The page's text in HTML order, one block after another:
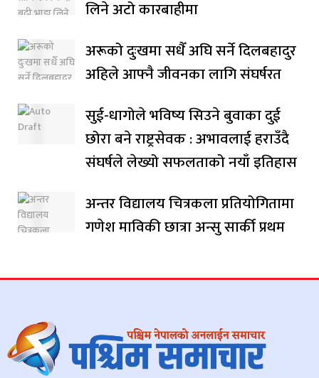
लिने अटो कारबाहीमा
अरूको दुःखमा सधैँ अघि सर्ने दिलबहादुर
अहिले आफ्नै जीवनका लागि संघर्षरत
सुई-धागोले भविष्य सिउने बुवाका दुई
छोरा बने राष्ट्रसेवक : अभावलाई हराउँदै
संघर्षले लेख्यो सफलताको नयाँ इतिहास
अन्तर विद्यालय चित्रकला प्रतियोगितामा
गणेश माविकी छात्रा अन्सु सार्की प्रथम